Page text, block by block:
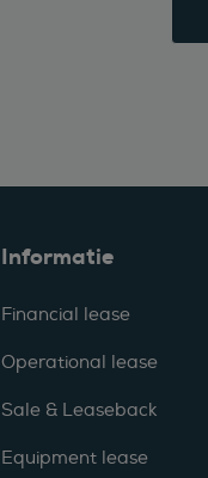
Informatie
Financial lease
Operational lease
Sale & Leaseback
Equipment lease